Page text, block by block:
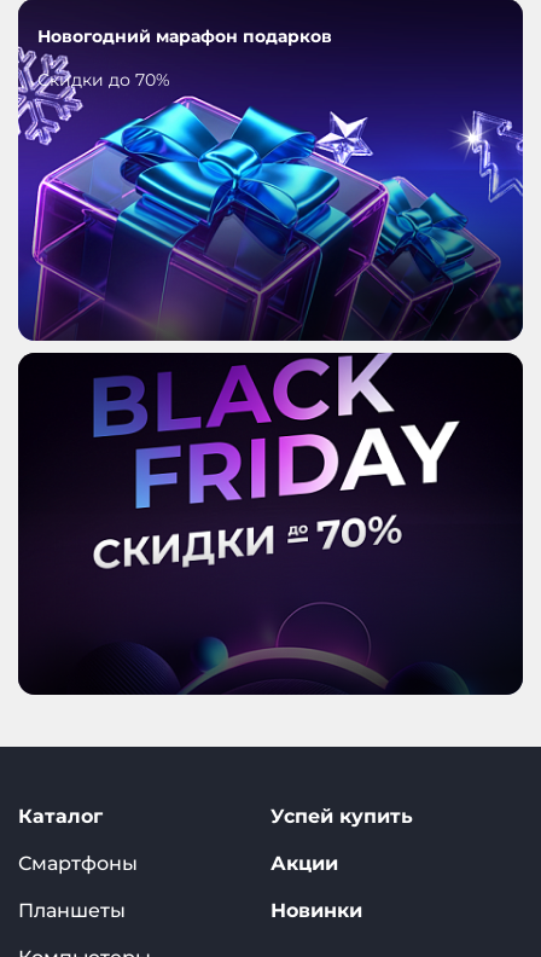
Новогодний марафон подарков
Скидки до 70%
Каталог
Смартфоны
Планшеты
Успей купить
Акции
Новинки